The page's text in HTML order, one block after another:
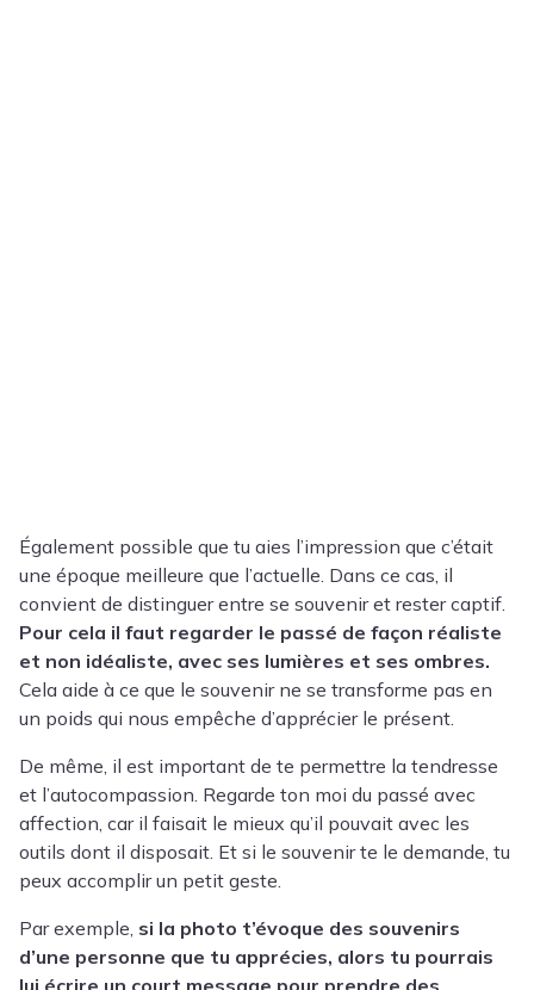
Également possible que tu aies l’impression que c’était
une époque meilleure que l’actuelle. Dans ce cas, il
convient de distinguer entre se souvenir et rester captif.
Pour cela il faut regarder le passé de façon réaliste
et non idéaliste, avec ses lumières et ses ombres.
Cela aide à ce que le souvenir ne se transforme pas en
un poids qui nous empêche d’apprécier le présent.
De même, il est important de te permettre la tendresse
et l’autocompassion. Regarde ton moi du passé avec
affec­tion, car il faisait le mieux qu’il pouvait avec les
outils dont il disposait. Et si le souvenir te le demande, tu
peux accomplir un petit geste.
Par exemple, si la photo t’évoque des souvenirs
d’une personne que tu apprécies, alors tu pourrais